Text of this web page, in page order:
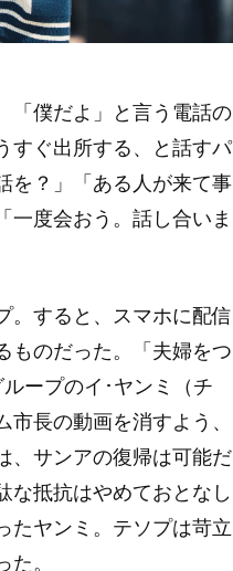
「僕だよ」と言う電話の
すぐ出所する、と話すパ
を？」「ある人が来て事
一度会おう。話し合いま
。すると、スマホに配信
ものだった。「夫婦をつ
ープのイ･ヤンミ（チ
長の動画を消すよう、
、サンアの復帰は可能だ
な抵抗はやめておとなし
たヤンミ。テソプは苛立
。